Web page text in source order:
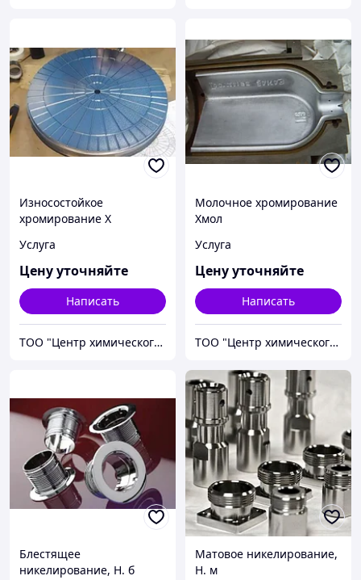
Износостойкое
хромирование Х
Услуга
Цену уточняйте
Написать
ТОО "Центр химического инжиниринга и материаловедения"
Молочное хромирование
Хмол
Услуга
Цену уточняйте
Написать
ТОО "Центр химического инжиниринга и материаловедения"
Блестящее
никелирование, Н. б
Матовое никелирование,
Н. м